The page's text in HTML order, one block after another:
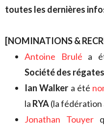
toutes les dernières
[NOMINATIONS &
Antoine Brulé a
Société des
Ian Walker a été
la RYA(la fédération
Jonathan Touyer